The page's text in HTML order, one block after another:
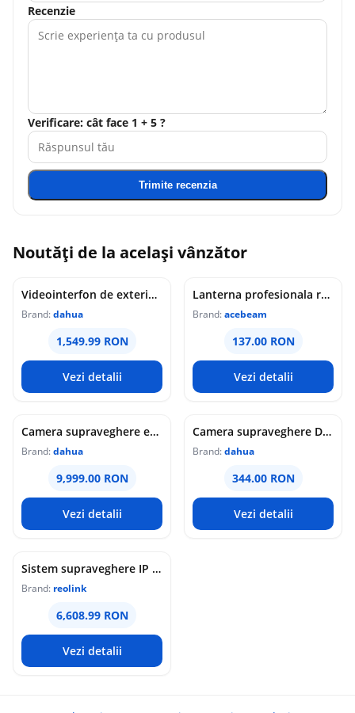
Recenzie
Verificare: cât face 1 + 5 ?
Trimite recenzia
Noutăți de la același vânzător
Videointerfon de exterior IP WiFi Dahua VTO6631QB-WP, 2MP, ecran 5 inch, acces prin PIN/recunoastere faciala/card/Bluetooth, slot card, microfon/difuzor, PoE
Brand:dahua
1,549.99 RON
Vezi detalii
Lanterna profesionala reincarcabila Acebeam Pokelit AA, 1000 lumeni, 105 m, gri
Brand:acebeam
137.00 RON
Vezi detalii
Camera supraveghere exterior analogica Dome cu iluminare duala Dahua HAC-HDW1549X-IL-A-PRO-0360B-DIP, 5 MP, 2.8 mm, IR/lumina calda 50 m, microfon dublu
Brand:dahua
9,999.00 RON
Vezi detalii
Camera supraveghere Dome analogica Dahua WizColor HAC-HDW1549X-A-PRO-0360B-DIP, 5 MP, 3.6 mm, lumina calda 50 m, microfon dublu
Brand:dahua
344.00 RON
Vezi detalii
Sistem supraveghere IP Dome Reolink Color Night Vision NVS16-12MD8, 8 camere, 12 MP, IR / lumina alba 30 m, 4 mm, microfon si difuzor, detectie om/vehicul/animal, PoE, HDD 4 TB inclus
Brand: reolink
6,608.99 RON
Vezi detalii